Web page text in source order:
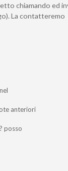
chiamando ed
La contatteremo
anteriori
posso